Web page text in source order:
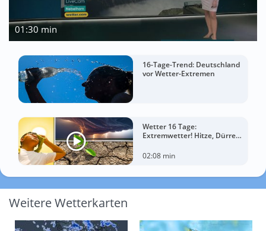
01:30 min
16-Tage-Trend: Deutschland
vor Wetter-Extremen
Wetter 16 Tage:
Extremwetter! Hitze, Dürre
02:08 min
Weitere Wetterkarten